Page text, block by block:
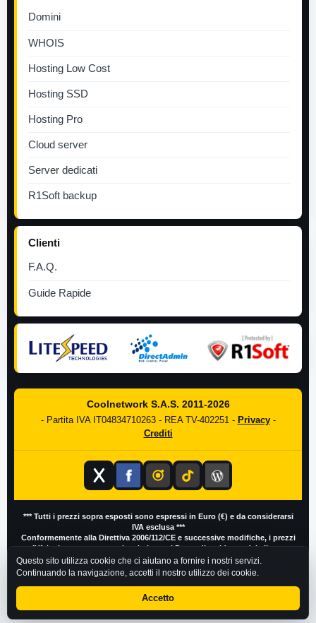
Questo sito utilizza cookie che ci aiutano a fornire i nostri servizi.
Continuando la navigazione, accetti il nostro utilizzo dei cookie.
Accetto
Domini
WHOIS
Hosting Low Cost
Hosting SSD
Hosting Pro
Cloud server
Server dedicati
R1Soft backup
Clienti
F.A.Q.
Guide Rapide
Coolnetwork S.A.S. 2011-2026
- Partita IVA IT04834710263 - REA TV-402251 - Privacy-
Crediti
*** Tutti i prezzi sopra esposti sono espressi in Euro (€) e da considerarsi
IVA esclusa ***
Conformemente alla Direttiva 2006/112/CE e successive modifiche, i prezzi
IVA inclusa possono variare in base al Paese di residenza del cliente